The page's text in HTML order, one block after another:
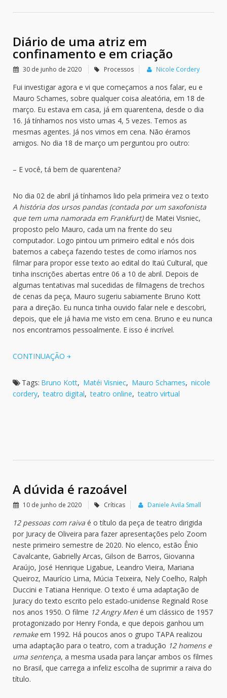
Diário de uma atriz em
confinamento e em criação
30 de junho de 2020 Processos Nicole Cordery
Fui investigar agora e vi que começamos a nos falar, eu e
Mauro Schames, sobre qualquer coisa aleatória, em 18 de
março. Eu estava em casa, já em quarentena, desde o dia
16. Já tínhamos nos visto umas 4, 5 vezes. Temos as
mesmas agentes. Já nos vimos em cena. Não éramos
amigos. No dia 18 de março um perguntou pro outro:
– E você, tá bem de quarentena?
No dia 02 de abril já tínhamos lido pela primeira vez o texto
A história dos ursos pandas (contada por um saxofonista
que tem uma namorada em Frankfurt) de Matei Visniec,
proposto pelo Mauro, cada um na frente do seu
computador. Logo pintou um primeiro edital e nós dois
batemos a cabeça fazendo testes de como iríamos nos
filmar para propor esse texto ao edital do Itaú Cultural, que
tinha inscrições abertas entre 06 a 10 de abril. Depois de
algumas tentativas mal sucedidas de filmagens de trechos
de cenas da peça, Mauro sugeriu sabiamente Bruno Kott
para a direção. Eu nunca tinha ouvido falar nele e descobri,
depois, que ele já havia me visto em cena. Bruno e eu nunca
nos encontramos pessoalmente. E isso é incrível.
CONTINUAÇÃO
Tags: Bruno Kott, Matéi Visniec, Mauro Schames, nicole
cordery, teatro digital, teatro online, teatro virtual
A dúvida é razoável
10 de junho de 2020 Críticas Daniele Avila Small
12 pessoas com raiva é o título da peça de teatro dirigida
por Juracy de Oliveira para fazer apresentações pelo Zoom
neste primeiro semestre de 2020. No elenco, estão Ênio
Cavalcante, Gabrielly Arcas, Gilson de Barros, Giovanna
Araújo, José Henrique Ligabue, Leandro Vieira, Mariana
Queiroz, Maurício Lima, Múcia Teixeira, Nely Coelho, Ralph
Duccini e Tatiana Henrique. O texto é uma adaptação de
Juracy do texto escrito pelo estado-unidense Reginald Rose
nos anos 1950. O filme 12 Angry Men é um clássico de 1957
protagonizado por Henry Fonda, e que depois ganhou um
remakeem 1992. Há poucos anos o grupo TAPA realizou
uma adaptação para o teatro, com a tradução 12 homens e
uma sentença, a mesma usada para lançar ambos os filmes
no Brasil, que carrega a infeliz escolha de suprimir a raiva do
título.